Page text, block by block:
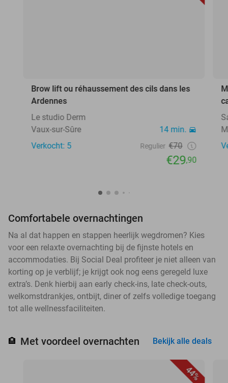
Brow lift ou réhaussement des cils dans les
Ardennes
Le studio Derm
Vaux-sur-Sûre
14 min.
Verkocht: 5
Regulier €70
€29,90
Comfortabele overnachtingen
Na al dat happen en stappen heerlijk wegdromen? Kies
voor een relaxte overnachting bij de fijnste hotels en
accommodaties. Bij Social Deal profiteer je niet alleen van
korting op je verblijf; je krijgt ook nog eens geregeld luxe
extra’s. Denk hierbij aan early check-ins, late check-outs,
welkomstdrankjes, ontbijt, diner of zelfs volledige toegang
tot alle wellnessfaciliteiten.
🏨 Met voordeel overnachten Bekijk alle deals
44%